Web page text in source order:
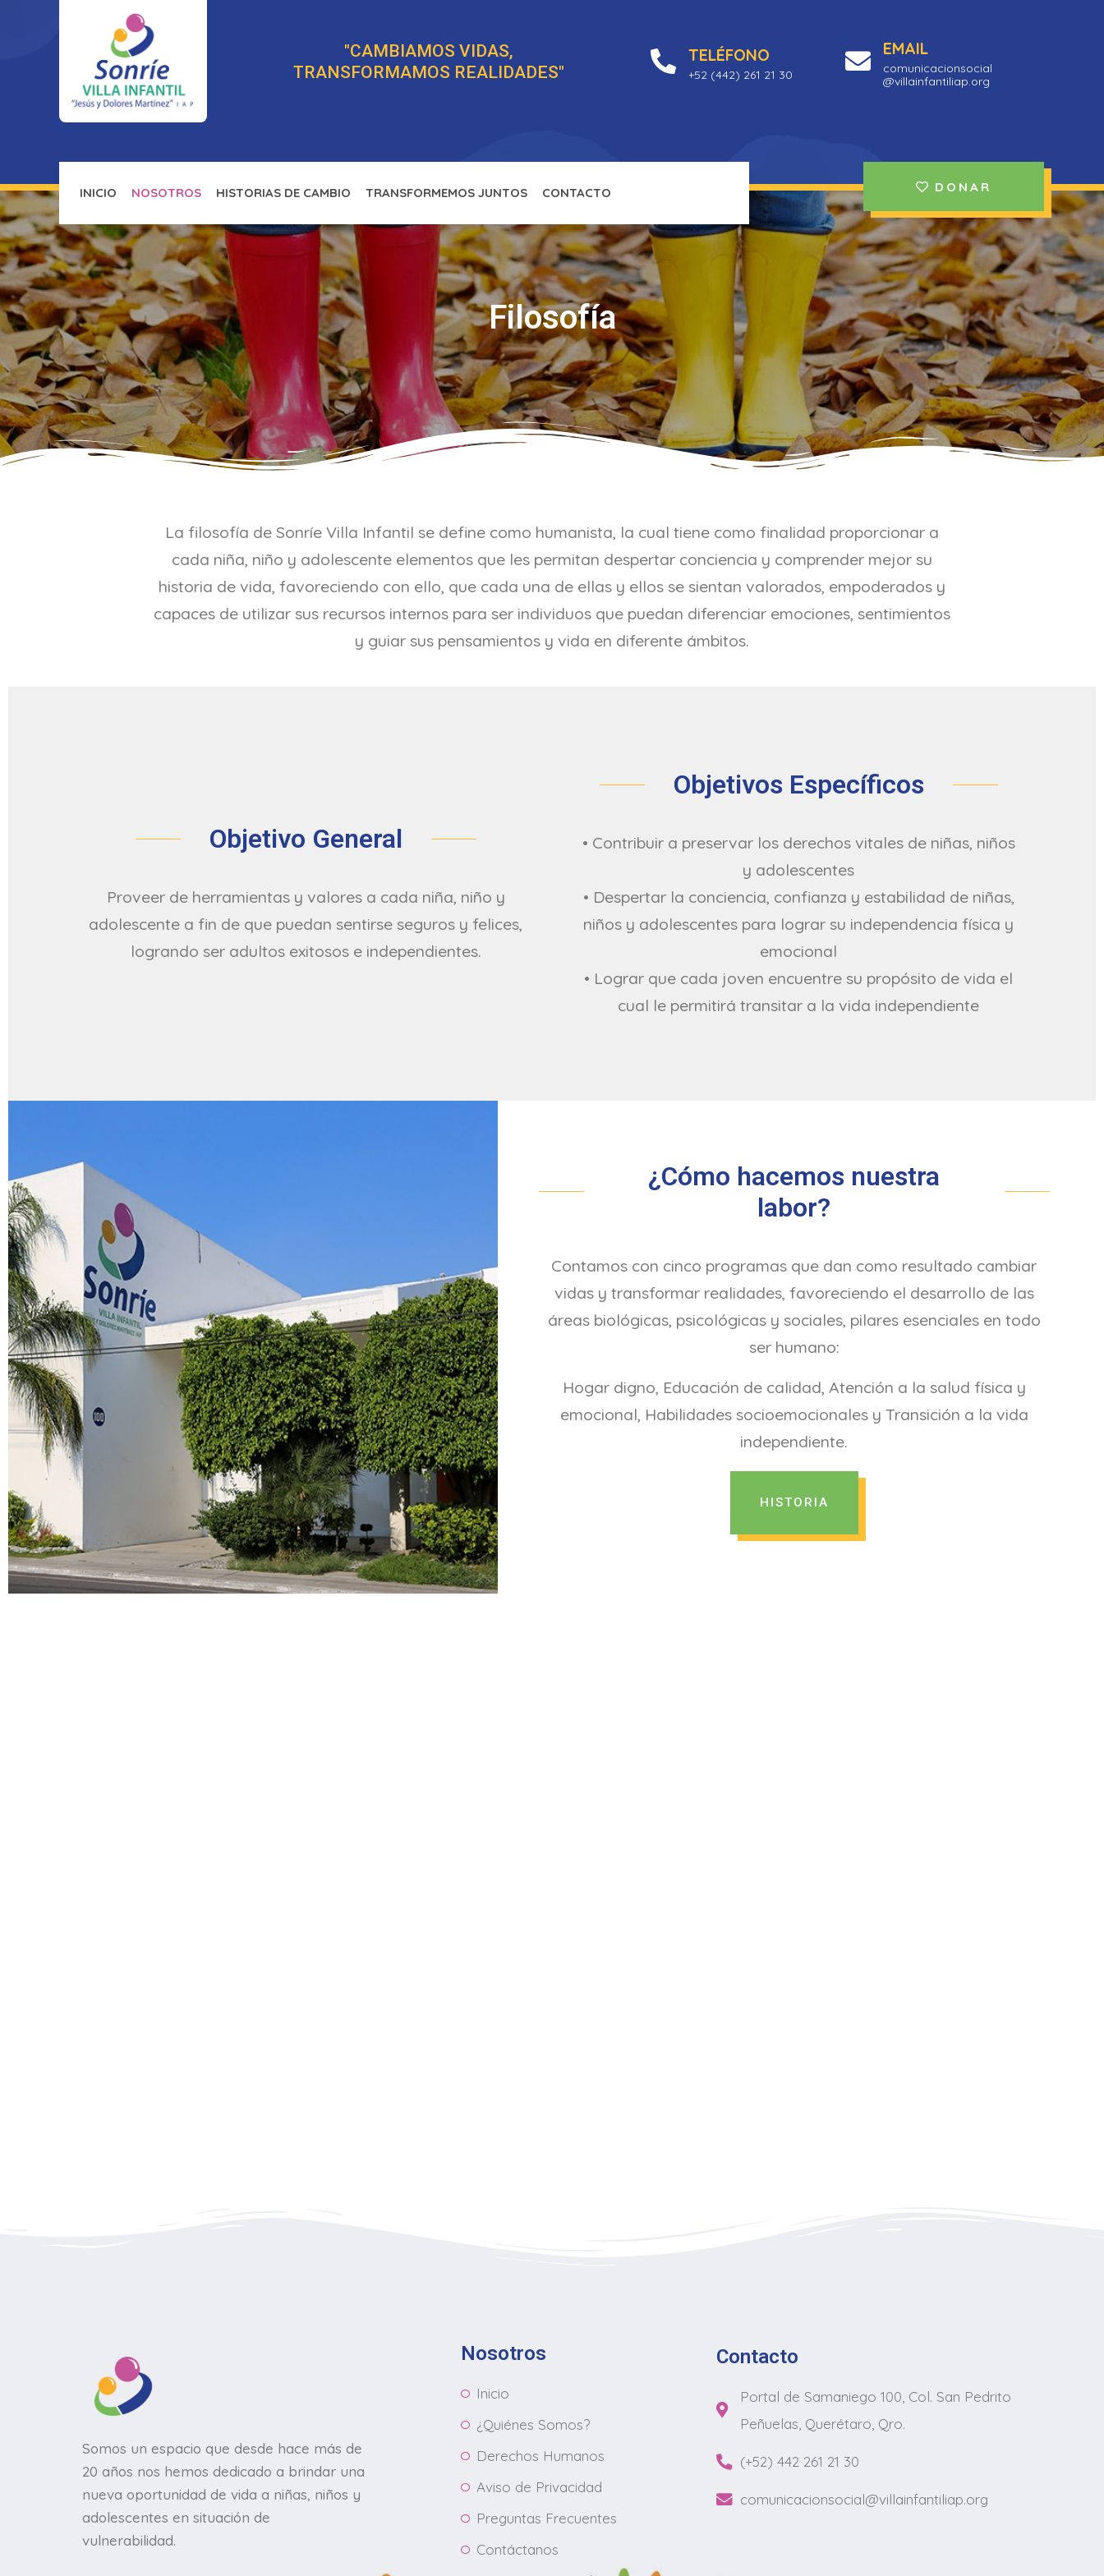
"CAMBIAMOS VIDAS,
TRANSFORMAMOS REALIDADES"
TELÉFONO
+52 (442) 261 21 30
EMAIL
comunicacionsocial
@villainfantiliap.org
INICIO NOSOTROS HISTORIAS DE CAMBIO TRANSFORMEMOS JUNTOS CONTACTO DONAR
Filosofía
La filosofía de Sonríe Villa Infantil se define como humanista, la cual tiene como finalidad proporcionar a
cada niña, niño y adolescente elementos que les permitan despertar conciencia y comprender mejor su
historia de vida, favoreciendo con ello, que cada una de ellas y ellos se sientan valorados, empoderados y
capaces de utilizar sus recursos internos para ser individuos que puedan diferenciar emociones, sentimientos
y guiar sus pensamientos y vida en diferente ámbitos.
Objetivo General
Proveer de herramientas y valores a cada niña, niño y
adolescente a fin de que puedan sentirse seguros y felices,
logrando ser adultos exitosos e independientes.
Objetivos Específicos
• Contribuir a preservar los derechos vitales de niñas, niños
y adolescentes
• Despertar la conciencia, confianza y estabilidad de niñas,
niños y adolescentes para lograr su independencia física y
emocional
• Lograr que cada joven encuentre su propósito de vida el
cual le permitirá transitar a la vida independiente
¿Cómo hacemos nuestra
labor?
Contamos con cinco programas que dan como resultado cambiar
vidas y transformar realidades, favoreciendo el desarrollo de las
áreas biológicas, psicológicas y sociales, pilares esenciales en todo
ser humano:
Hogar digno, Educación de calidad, Atención a la salud física y
emocional, Habilidades socioemocionales y Transición a la vida
independiente.
HISTORIA
Somos un espacio que desde hace más de
20 años nos hemos dedicado a brindar una
nueva oportunidad de vida a niñas, niños y
adolescentes en situación de
vulnerabilidad.
Nosotros
Inicio
¿Quiénes Somos?
Derechos Humanos
Aviso de Privacidad
Preguntas Frecuentes
Contáctanos
Contacto
Portal de Samaniego 100, Col. San Pedrito
Peñuelas, Querétaro, Qro.
(+52) 442 261 21 30
comunicacionsocial@villainfantiliap.org